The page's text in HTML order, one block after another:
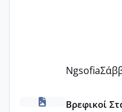
Ngsofia
ΠΑΙΔΙΚΟΙ ΣΤΑΘΜΟΙ ΜΕ
Βρεφικοί